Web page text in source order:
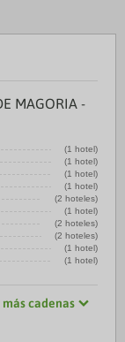
MAGORIA -
(1 hotel)
(1 hotel)
(1 hotel)
(1 hotel)
(2 hoteles)
(1 hotel)
(2 hoteles)
(2 hoteles)
(1 hotel)
(1 hotel)
más cadenas